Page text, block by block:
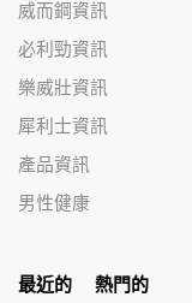
威而鋼資訊
必利勁資訊
樂威壯資訊
犀利士資訊
產品資訊
男性健康
最近的 熱門的